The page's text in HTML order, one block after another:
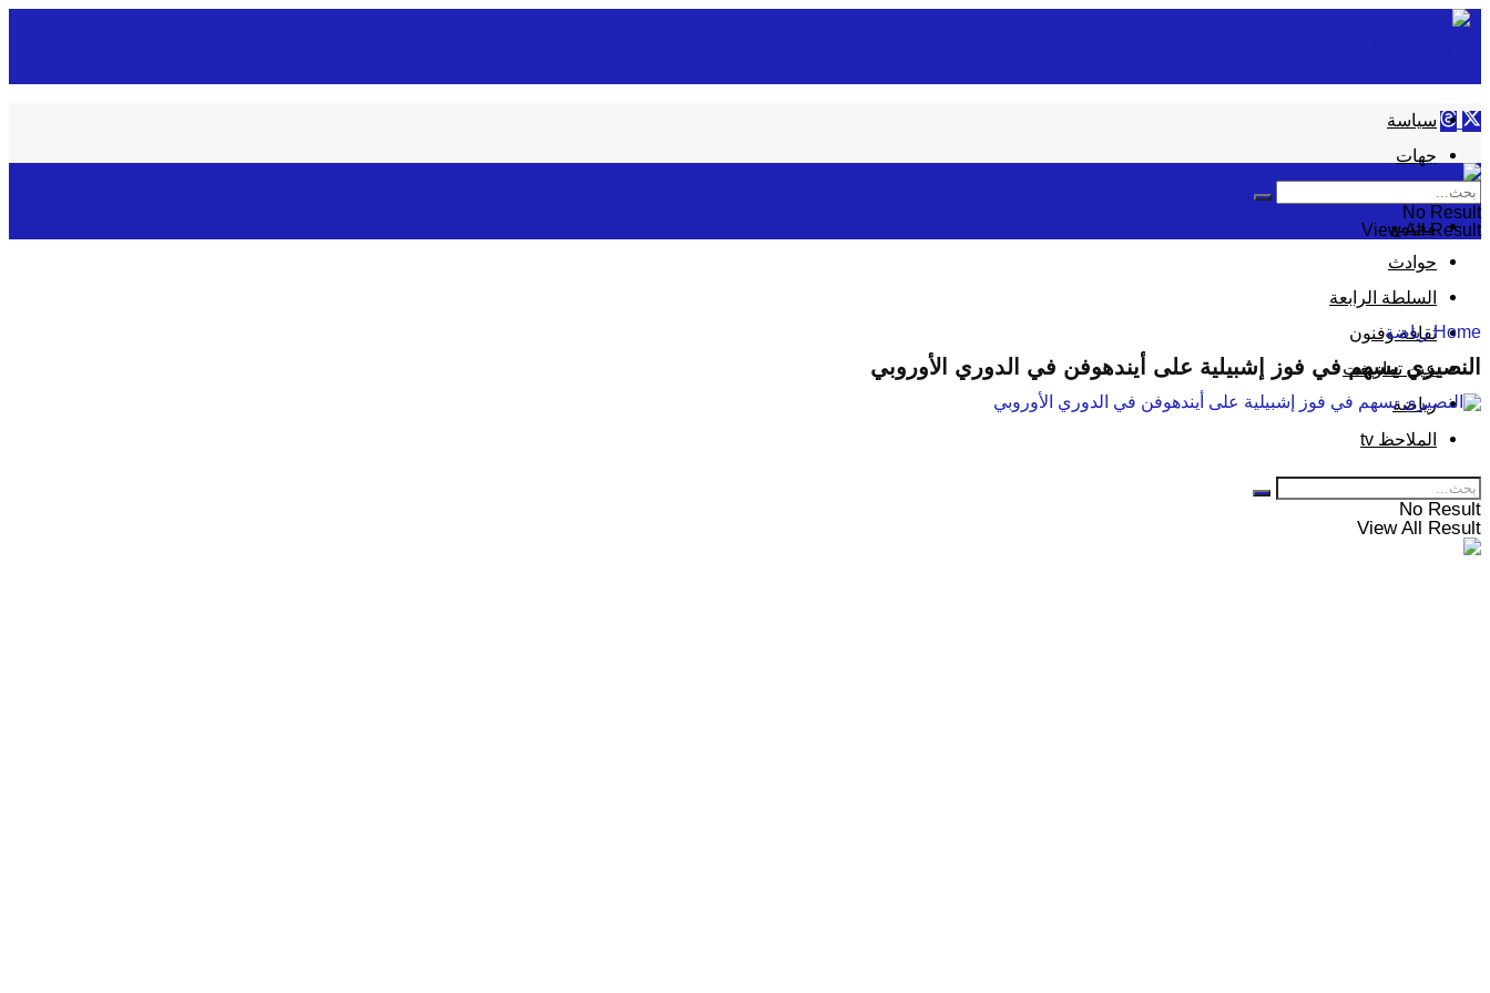
سياسة
جهات
مجتمع
حوادث
السلطة الرابعة
ثقافة وفنون
عين تمازيغت
رياضة
الملاحظ tv
No Result
View All Result
No Result
View All Result
Home رياضة
النصيري يسهم في فوز إشبيلية على أيندهوفن في الدوري الأوروبي